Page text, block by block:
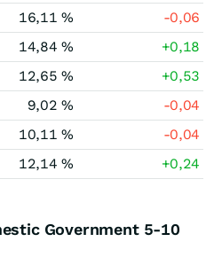
16,11 %
-0,06
14,84 %
+0,18
12,65 %
+0,53
9,02 %
-0,04
10,11 %
-0,04
12,14 % +0,24
Government 5-10